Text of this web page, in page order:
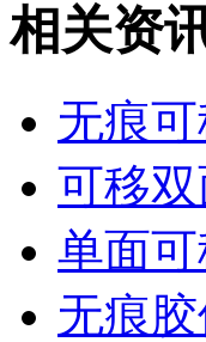
相关资
无痕
可移
单面
无痕